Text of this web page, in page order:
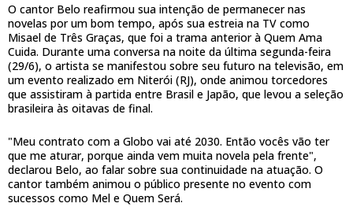
O cantor Belo reafirmou sua intenção de permanecer nas
novelas por um bom tempo, após sua estreia na TV como
Misael de Três Graças, que foi a trama anterior à Quem Ama
Cuida. Durante uma conversa na noite da última segunda-feira
(29/6), o artista se manifestou sobre seu futuro na televisão, em
um evento realizado em Niterói (RJ), onde animou torcedores
que assistiram à partida entre Brasil e Japão, que levou a seleção
brasileira às oitavas de final.
"Meu contrato com a Globo vai até 2030. Então vocês vão ter
que me aturar, porque ainda vem muita novela pela frente",
declarou Belo, ao falar sobre sua continuidade na atuação. O
cantor também animou o público presente no evento com
sucessos como Mel e Quem Será.